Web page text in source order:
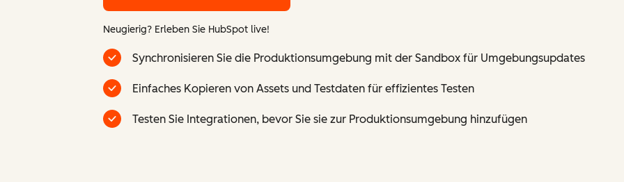
Neugierig? Erleben Sie HubSpot live!
Synchronisieren Sie die Produktionsumgebung mit der Sandbox für Umgebungsupdates
Einfaches Kopieren von Assets und Testdaten für effizientes Testen
Testen Sie Integrationen, bevor Sie sie zur Produktionsumgebung hinzufügen